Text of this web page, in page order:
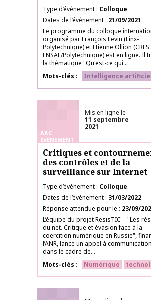
Type d’événement Colloque
Dates de l’événement 21/09/2021
Le programme du colloque
organisé par François Levin (Linx-
Polytechnique) et Etienne Ollion
ENSAE/Polytechnique) est en ligne. Il
la thématique "Qu'est-ce qui...
Mots-clés
Intelligence
AAC
ÉVÉNEMENT
Mis en ligne le
11 septembre
2021
Critiques et
des contrôles et de la
surveillance sur Internet
Type d’événement Colloque
Dates de l’événement 31/03/2022
Réponse attendue pour le
23/09/
L’équipe du projet ResisTIC – "Les
du net. Critique et évasion face à la
coercition numérique en Russie",
l’ANR, lance un appel à
dans le cadre de...
Mots-clés
Numérique